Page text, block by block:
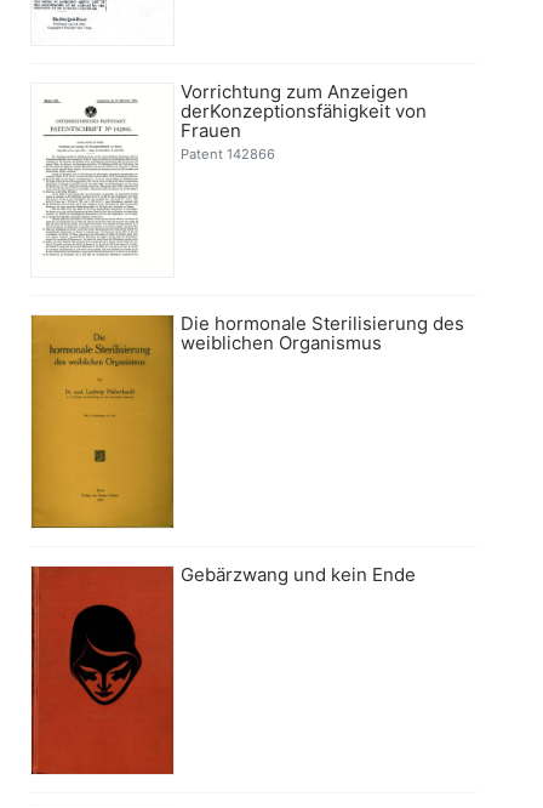
Vorrichtung zum Anzeigen
derKonzeptionsfähigkeit von
Frauen
Patent 142866
Die hormonale Sterilisierung des
weiblichen Organismus
Gebärzwang und kein Ende